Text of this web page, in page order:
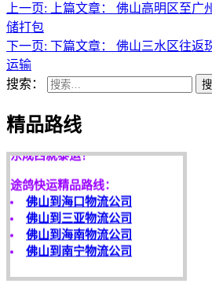
上一页: 上篇文章：
佛山高明区至广
储打包
下一页: 下篇文章：
佛山三水区往返
运输
搜索：
精品路线
天开地辟宏基，
东成西就泰运！
途鸽快运精品路线：
佛山到海口物流公司
佛山到三亚物流公司
佛山到海南物流公司
佛山到南宁物流公司
客户是永远的朋友，
服务是永恒的追求！